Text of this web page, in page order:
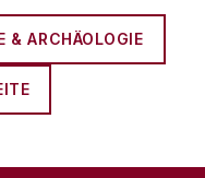
& ARCHÄOLOGIE